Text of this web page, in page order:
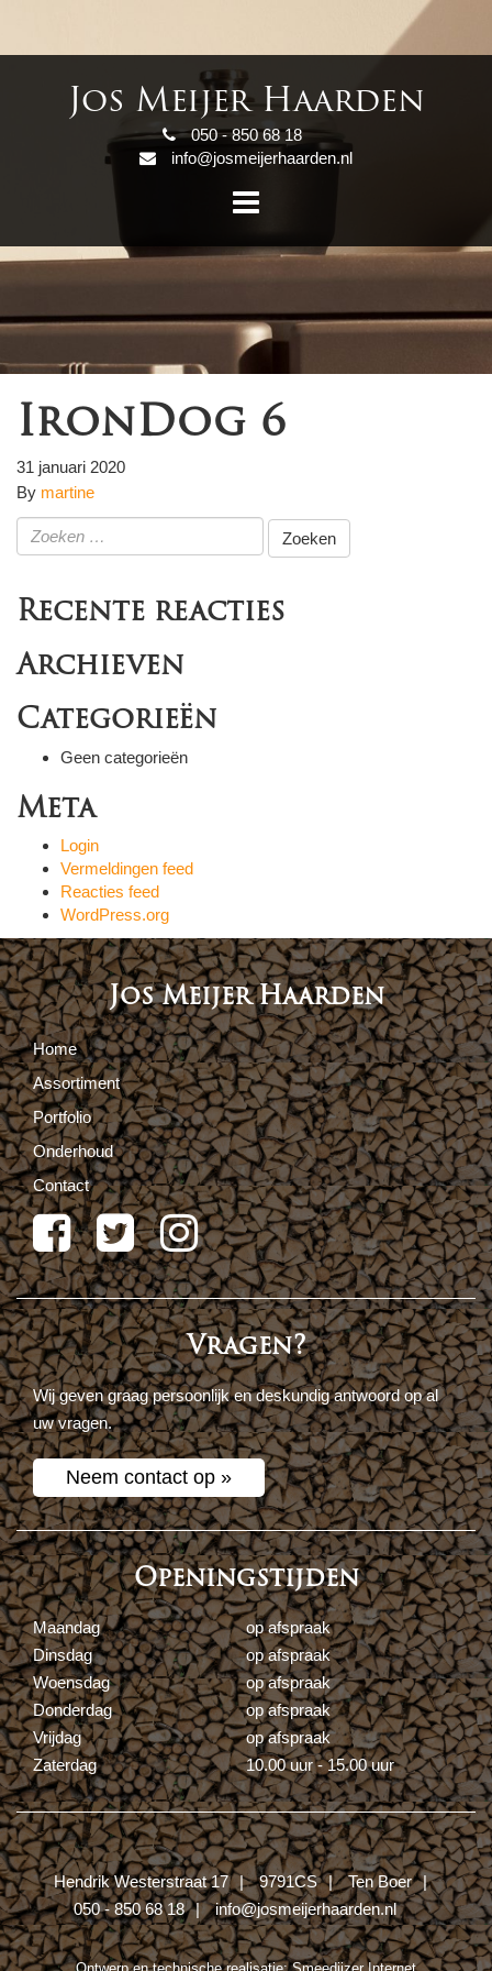
Jos Meijer Haarden
050 - 850 68 18
info@josmeijerhaarden.nl
IronDog 6
31 januari 2020
By martine
Zoeken
naar:
Recente reacties
Archieven
Categorieën
Geen categorieën
Meta
Login
Vermeldingen feed
Reacties feed
WordPress.org
Jos Meijer Haarden
Home
Assortiment
Portfolio
Onderhoud
Contact
Vragen?
Wij geven graag persoonlijk en deskundig antwoord op al
uw vragen.
Neem contact op »
Openingstijden
Maandag
op afspraak
Dinsdag
op afspraak
Woensdag
op afspraak
Donderdag
op afspraak
Vrijdag
op afspraak
Zaterdag
10.00 uur - 15.00 uur
Hendrik Westerstraat 17 9791CS
Ten Boer
050 - 850 68 18
info@josmeijerhaarden.nl